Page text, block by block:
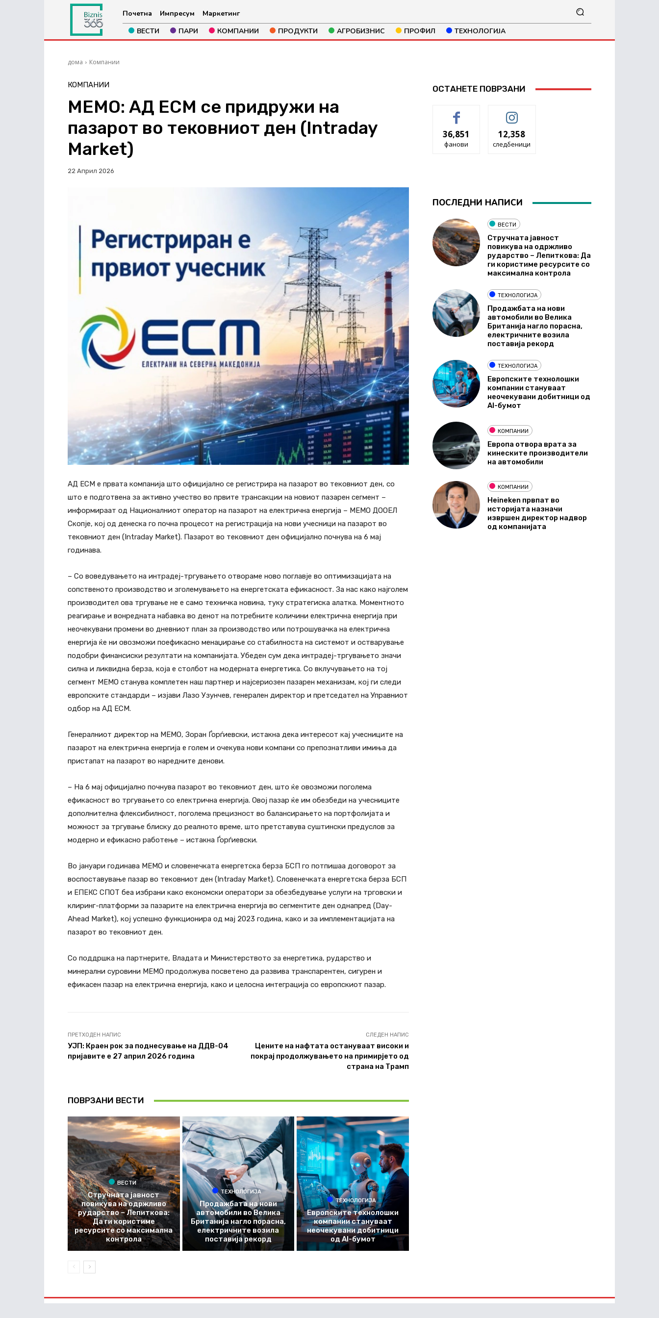
Почетна Импресум
Маркетинг
ВЕСТИ
ПАРИ КОМПАНИИ ПРОДУКТИ АГРОБИЗНИС ПРОФИЛ ТЕХНОЛОГИЈА
дома Компании
КОМПАНИИ
МЕМО: АД ЕСМ се придружи на
пазарот во тековниот ден (Intraday
Market)
22 Април 2026
АД ЕСМ е првата компанија што официјално се регистрира на пазарот во тековниот ден, со
што е подготвена за активно учество во првите трансакции на новиот пазарен сегмент –
информираат од Националниот оператор на пазарот на електрична енергија – МЕМО ДООЕЛ
Скопје, кој од денеска го почна процесот на регистрација на нови учесници на пазарот во
тековниот ден (Intraday Market). Пазарот во тековниот ден официјално почнува на 6 мај
годинава.
– Со воведувањето на интрадеј-тргувањето отвораме ново поглавје во оптимизацијата на
сопственото производство и зголемувањето на енергетската ефикасност. За нас како најголем
производител ова тргување не е само техничка новина, туку стратегиска алатка. Моментното
реагирање и вонредната набавка во денот на потребните количини електрична енергија при
неочекувани промени во дневниот план за производство или потрошувачка на електрична
енергија ќе ни овозможи поефикасно менаџирање со стабилноста на системот и остварување
подобри финансиски резултати на компанијата. Убеден сум дека интрадеј-тргувањето значи
силна и ликвидна берза, која е столбот на модерната енергетика. Со вклучувањето на тој
сегмент МЕМО станува комплетен наш партнер и најсериозен пазарен механизам, кој ги следи
европските стандарди – изјави Лазо Узунчев, генерален директор и претседател на Управниот
одбор на АД ЕСМ.
Генералниот директор на МЕМО, Зоран Ѓорѓиевски, истакна дека интересот кај учесниците на
пазарот на електрична енергија е голем и очекува нови компани со препознатливи имиња да
пристапат на пазарот во наредните денови.
– На 6 мај официјално почнува пазарот во тековниот ден, што ќе овозможи поголема
ефикасност во тргувањето со електрична енергија. Овој пазар ќе им обезбеди на учесниците
дополнителна флексибилност, поголема прецизност во балансирањето на портфолијата и
можност за тргување блиску до реалното време, што претставува суштински предуслов за
модерно и ефикасно работење – истакна Ѓорѓиевски.
Во јануари годинава МЕМО и словенечката енергетска берза БСП го потпишаа договорот за
воспоставување пазар во тековниот ден (Intraday Market). Словенечката енергетска берза БСП
и ЕПЕКС СПОТ беа избрани како економски оператори за обезбедување услуги на трговски и
клиринг-платформи за пазарите на електрична енергија во сегментите ден однапред (Day-
Ahead Market), кој успешно функционира од мај 2023 година, како и за имплементацијата на
пазарот во тековниот ден.
Со поддршка на партнерите, Владата и Министерството за енергетика, рударство и
минерални суровини МЕМО продолжува посветено да развива транспарентен, сигурен и
ефикасен пазар на електрична енергија, како и целосна интеграција со европскиот пазар.
ПРЕТХОДЕН НАПИС
УЈП: Краен рок за поднесување на ДДВ-04
пријавите е 27 април 2026 година
СЛЕДЕН НАПИС
Цените на нафтата остануваат високи и
покрај продолжувањето на примирјето од
страна на Трамп
ПОВРЗАНИ ВЕСТИ
ВЕСТИ
Стручната јавност
повикува на одржливо
рударство – Лепиткова:
Да ги користиме
ресурсите со максимална
контрола
ТЕХНОЛОГИЈА
Продажбата на нови
автомобили во Велика
Британија нагло порасна,
електричните возила
поставија рекорд
ТЕХНОЛОГИЈА
Европските технолошки
компании стануваат
неочекувани добитници
од AI-бумот
ОСТАНЕТЕ ПОВРЗАНИ
36,851
фанови
12,358
следбеници
ПОСЛЕДНИ НАПИСИ
ВЕСТИ
Стручната јавност
повикува на одржливо
рударство – Лепиткова: Да
ги користиме ресурсите со
максимална контрола
ТЕХНОЛОГИЈА
Продажбата на нови
автомобили во Велика
Британија нагло порасна,
електричните возила
поставија рекорд
ТЕХНОЛОГИЈА
Европските технолошки
компании стануваат
неочекувани добитници од
AI-бумот
КОМПАНИИ
Европа отвора врата за
кинеските производители
на автомобили
КОМПАНИИ
Heineken првпат во
историјата назначи
извршен директор надвор
од компанијата